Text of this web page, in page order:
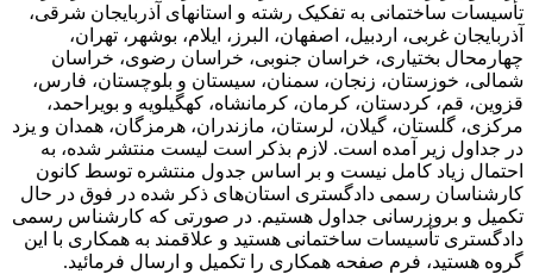
تأسیسات ساختمانی به تفکیک رشته و استانهای آذربایجان شرقی،
آذربایجان غربی، اردبیل، اصفهان، البرز، ایلام، بوشهر، تهران،
چهارمحال بختیاری، خراسان جنوبی، خراسان رضوی، خراسان
شمالی، خوزستان، زنجان، سمنان، سیستان و بلوچستان، فارس،
قزوین، قم، کردستان، کرمان، کرمانشاه، کهگیلویه و بویراحمد،
مرکزی، گلستان، گیلان، لرستان، مازندران، هرمزگان، همدان و یزد
در جداول زیر آمده است. لازم بذکر است لیست منتشر شده، به
احتمال زیاد کامل نیست و بر اساس جدول منتشره توسط کانون
کارشناسان رسمی دادگستری استان‌های ذکر شده در فوق در حال
تکمیل و بروزرسانی جداول هستیم. در صورتی که کارشناس رسمی
دادگستری تأسیسات ساختمانی هستید و علاقمند به همکاری با این
گروه هستید، فرم صفحه همکاری را تکمیل و ارسال فرمائید.